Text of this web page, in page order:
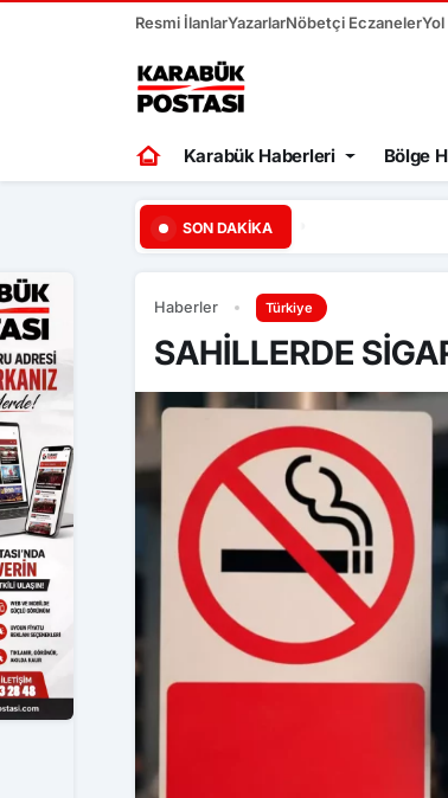
Resmi İlanlarYazarlarNöbetçi Eczaneler
Karabük Haberleri Bölge
SON DAKIKA Sürücü
Haberler Türkiye
SAHİLLERDE